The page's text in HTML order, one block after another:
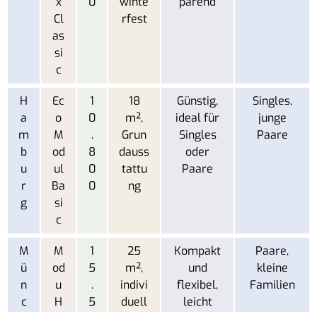
Cl
as
si
c
rfest
H
a
m
b
u
r
g
Ec
o
M
od
ul
Ba
si
c
1
0
.
8
0
0
18
m²,
Grun
dauss
tattu
ng
Günstig,
ideal für
Singles
oder
Paare
Singles,
junge
Paare
M
ü
n
c
M
od
u
H
1
5
.
5
25
m²,
indivi
duell
Kompakt
und
flexibel,
leicht
Paare,
kleine
Familien